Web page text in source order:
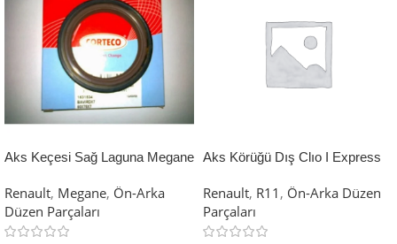
Aks Keçesi Sağ Laguna Megane
Megane CTC-82017069
7703087142
Renault, Megane, Ön-Arka
Düzen Parçaları
Aks Körüğü Dış Clıo I Express
Kanal Renault R11 BRT-
7273/KM 7701466120
Renault, R11 , Ön-Arka Düzen
Parçaları